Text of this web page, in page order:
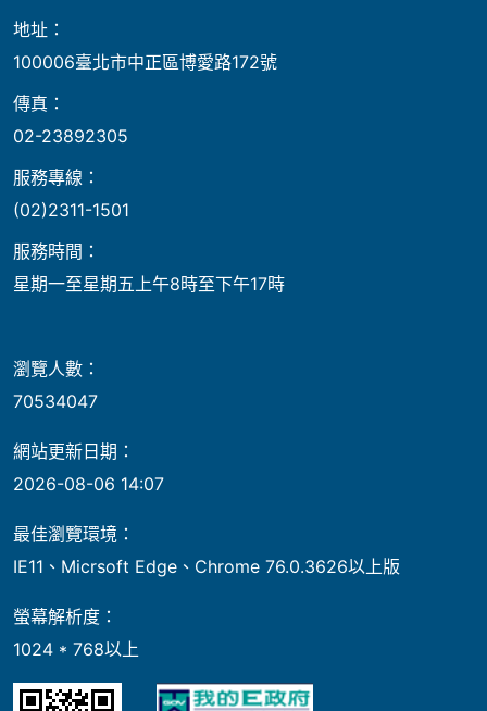
地址：
100006臺北市中正區博愛路172號
傳真：
02-23892305
服務專線：
(02)2311-1501
服務時間：
星期一至星期五上午8時至下午17時
瀏覽人數：
70534047
網站更新日期：
2026-08-06 14:07
最佳瀏覽環境：
IE11、Micrsoft Edge、Chrome 76.0.3626以上版
螢幕解析度：
1024 * 768以上